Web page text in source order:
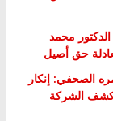
محمد
حق أصيل
الصحفي: إنكار
الشركة